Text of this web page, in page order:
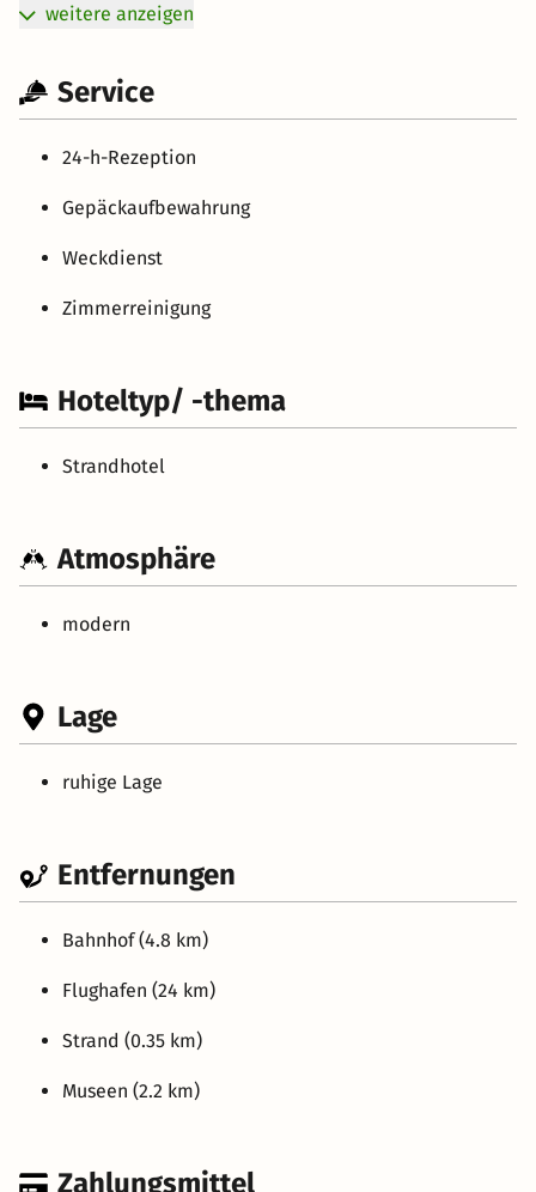
weitere anzeigen
Service
24-h-Rezeption
Gepäckaufbewahrung
Weckdienst
Zimmerreinigung
Hoteltyp/ -thema
Strandhotel
Atmosphäre
modern
Lage
ruhige Lage
Entfernungen
Bahnhof (4.8 km)
Flughafen (24 km)
Strand (0.35 km)
Museen (2.2 km)
Zahlungsmittel